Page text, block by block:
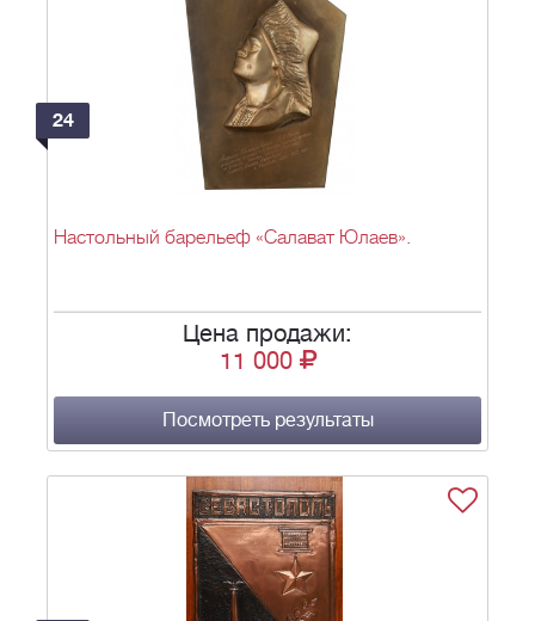
24
Настольный барельеф «Салават Юлаев».
Цена продажи:
11 000
Посмотреть результаты